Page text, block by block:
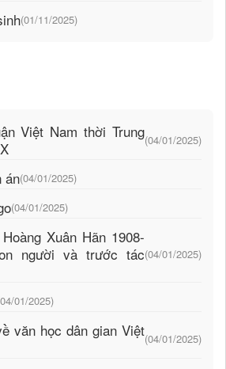
(01/11/2025)
Việt Nam thời Trung(04/01/2025)
án(04/01/2025)
(04/01/2025)
Xuân Hãn 1908-
người và trước tác(04/01/2025)
01/2025)
văn học dân gian Việt(04/01/2025)